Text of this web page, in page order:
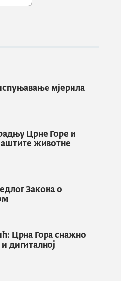
привредног
животне
не само животне
људи, али и
живота. Само
циљеве за
будућност“,
је у циљу
закона неопходно
на јачању
и локалном
актера у ланцу
у заштићеним
мјерила
Црне Горе и
животне
Закона о
Црна Гора снажно
дигиталној